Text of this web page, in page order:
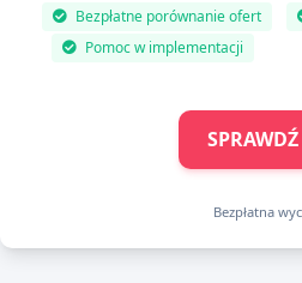
Bezpłatne porównanie ofert
Pomoc w implementacji
SPRAWDŹ
Bezpłatna